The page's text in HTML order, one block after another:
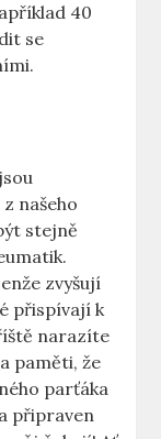
40
se
našeho
stejně
zvyšují​
přispívají k
narazíte⁤
⁤paměti, ⁤že
parťáka
připraven